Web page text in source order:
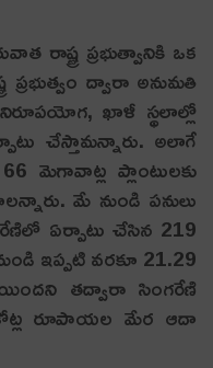
రాష్ట్ర ప్రభుత్వానికి ఒక
ప్రభుత్వం ద్వారా అనుమతి
ఖాళీ స్థలాల్లో
చేస్తామ‌న్నారు. అలాగే
మెగావాట్ల ప్లాంటులకు
మే నుండి పనులు
ఏర్పాటు చేసిన 219
ఇప్పటి వరకూ 21.29
తద్వారా సింగరేణి
కోట్ల రూపాయల మేర ఆదా